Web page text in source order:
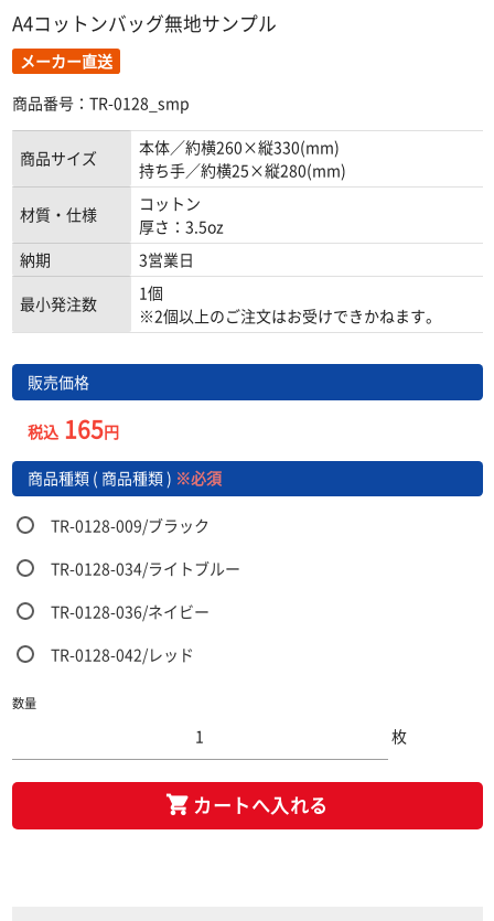
A4コットンバッグ無地サンプル
メーカー直送
商品番号：TR-0128_smp
商品サイズ
本体／約横260×縦330(mm)
持ち手／約横25×縦280(mm)
材質・仕様
コットン
厚さ：3.5oz
納期
3営業日
最小発注数
1個
※2個以上のご注文はお受けできかねます。
販売価格
税込165円
商品種類 ( 商品種類 ) ※必須
TR-0128-009/ブラック
TR-0128-034/ライトブルー
TR-0128-036/ネイビー
TR-0128-042/レッド
数量
枚
カートへ入れる